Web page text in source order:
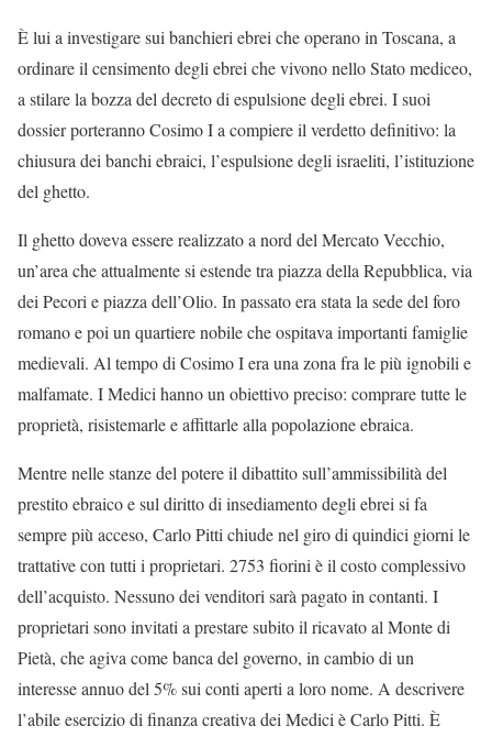
È lui a investigare sui banchieri ebrei che operano in Toscana, a
ordinare il censimento degli ebrei che vivono nello Stato mediceo,
a stilare la bozza del decreto di espulsione degli ebrei. I suoi
dossier porteranno Cosimo I a compiere il verdetto definitivo: la
chiusura dei banchi ebraici, l’espulsione degli israeliti, l’istituzione
del ghetto.
Il ghetto doveva essere realizzato a nord del Mercato Vecchio,
un’area che attualmente si estende tra piazza della Repubblica, via
dei Pecori e piazza dell’Olio. In passato era stata la sede del foro
romano e poi un quartiere nobile che ospitava importanti famiglie
medievali. Al tempo di Cosimo I era una zona fra le più ignobili e
malfamate. I Medici hanno un obiettivo preciso: comprare tutte le
proprietà, risistemarle e affittarle alla popolazione ebraica.
Mentre nelle stanze del potere il dibattito sull’ammissibilità del
prestito ebraico e sul diritto di insediamento degli ebrei si fa
sempre più acceso, Carlo Pitti chiude nel giro di quindici giorni le
trattative con tutti i proprietari. 2753 fiorini è il costo complessivo
dell’acquisto. Nessuno dei venditori sarà pagato in contanti. I
proprietari sono invitati a prestare subito il ricavato al Monte di
Pietà, che agiva come banca del governo, in cambio di un
interesse annuo del 5% sui conti aperti a loro nome. A descrivere
l’abile esercizio di finanza creativa dei Medici è Carlo Pitti. È